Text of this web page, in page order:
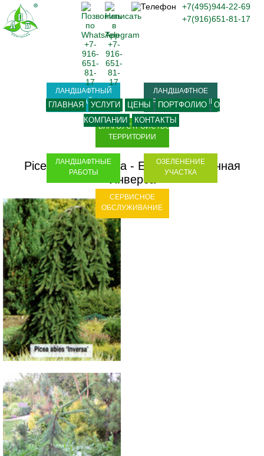
Picea abies Inversa- Ель обыкновенная
Инверса
+7(495)944-22-69
+7(916)651-81-17
ГЛАВНАЯ УСЛУГИ ЦЕНЫ ПОРТФОЛИО
О
КОМПАНИИ
КОНТАКТЫ
ЛАНДШАФТНЫЙ
ДИЗАЙН
ЛАНДШАФТНОЕ
ПРОЕКТИРОВАНИЕ
БЛАГОУСТРОЙСТВО
ТЕРРИТОРИИ
ЛАНДШАФТНЫЕ
РАБОТЫ
ОЗЕЛЕНЕНИЕ
УЧАСТКА
СЕРВИСНОЕ
ОБСЛУЖИВАНИЕ